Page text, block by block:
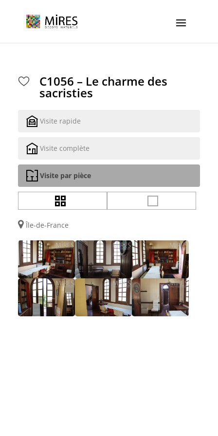
C1056 – Le charme des
sacristies
Visite rapide
Visite complète
Visite par pièce
Île-de-France